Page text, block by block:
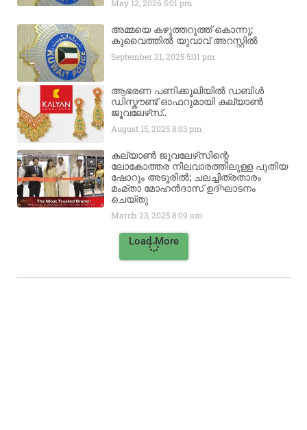
May 12, 20265:01 pm
അമ്മയെ കഴുത്തറുത്ത് കൊന്നു;
കുവൈത്തിൽ യുവാവ് അറസ്റ്റിൽ
September 21, 20255:01 pm
ആഭരണ പണിക്കൂലിയിൽ ഡബിൾ
ഡിസ്കൗണ്ട് ഓഫറുമായി കല്യാൺ
ജൂവലേഴ്‌സ്..
August 15, 20258:03 pm
കല്യാൺ ജൂവലേഴ്‌സിന്റെ
ലോകോത്തര നിലവാരത്തിലുള്ള പുതിയ
ഷോറൂം അടൂരിൽ; ചലച്ചിത്രതാരം
മംമ്താ മോഹൻദാസ് ഉദ്ഘാടനം
ചെയ്‌തു
March 23, 20258:09 am
Load More